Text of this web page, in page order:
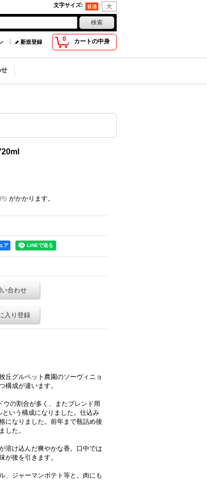
文字サイズ:
0 カートの中身
新規登録
) がかかります。
ア
い合わせ
入り登録
丘グルペット農園のソーヴィニョ
構成が違います。
の割合が多く、またブレンド用
いう構成になりました。仕込み
になりました。前年まで瓶詰め後
した。
溶け込んだ爽やかな香。口中では
が後を引きます。
、ジャーマンポテト等と。肉にも